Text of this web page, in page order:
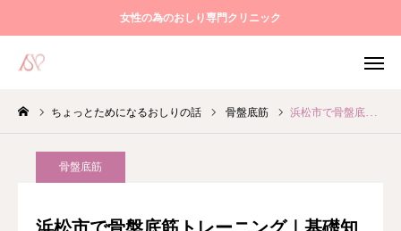
女性の為のおしり専門クリニック
ちょっとためになるおしりの話 骨盤底筋 浜松市で骨盤底筋トレーニング｜基礎知識とケアの必要性「骨盤底筋」が衰えるとどうなる？
骨盤底筋
WEB予約 電話予約
アクセス